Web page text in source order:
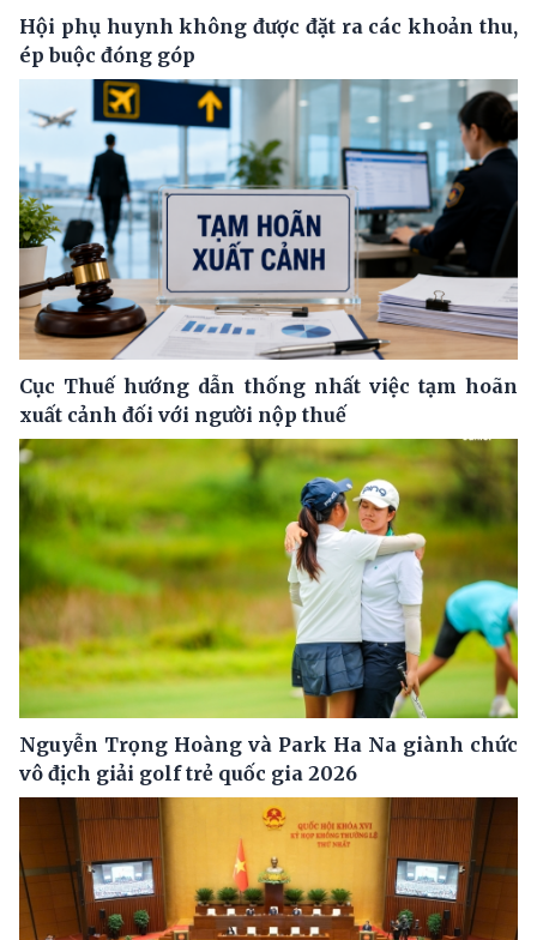
Hội phụ huynh không được đặt ra các khoản thu,
ép buộc đóng góp
Cục Thuế hướng dẫn thống nhất việc tạm hoãn
xuất cảnh đối với người nộp thuế
Nguyễn Trọng Hoàng và Park Ha Na giành chức
vô địch giải golf trẻ quốc gia 2026